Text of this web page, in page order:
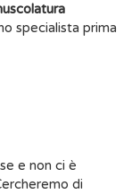
specialista prima
e non ci è
di